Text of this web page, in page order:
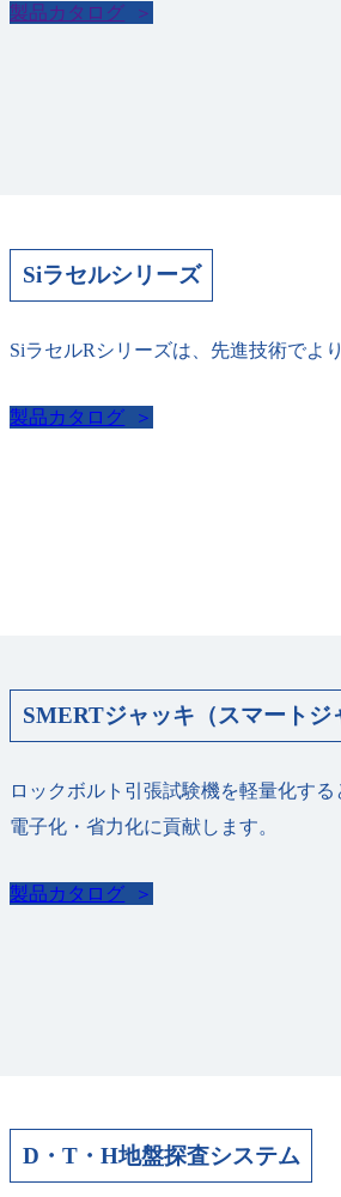
製品カタログ
Siラセルシリーズ
SiラセルRシリーズは、先進技術でよ
製品カタログ
SMERTジャッキ（スマートジ
ロックボルト引張試験機を軽量化す
電⼦化・省⼒化に貢献します。
製品カタログ
D・T・H地盤探査システム